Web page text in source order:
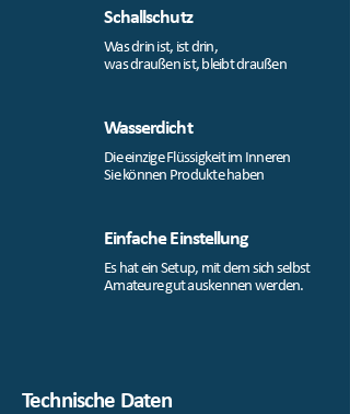
Schallschutz
Was drin ist, ist drin,
was draußen ist, bleibt draußen
Wasserdicht
Die einzige Flüssigkeit im Inneren
Sie können Produkte haben
Einfache Einstellung
Es hat ein Setup, mit dem sich selbst
Amateure gut auskennen werden.
Technische Daten